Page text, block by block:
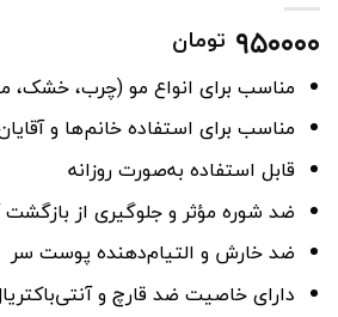
۹۵۰۰۰۰ تومان
مناسب برای انواع مو (چرب، خشک،
مناسب برای استفاده خانم‌ها و
قابل استفاده به‌صورت روزانه
ضد شوره مؤثر و جلوگیری از
ضد خارش و التیام‌دهنده پوست سر
دارای خاصیت ضد قارچ و